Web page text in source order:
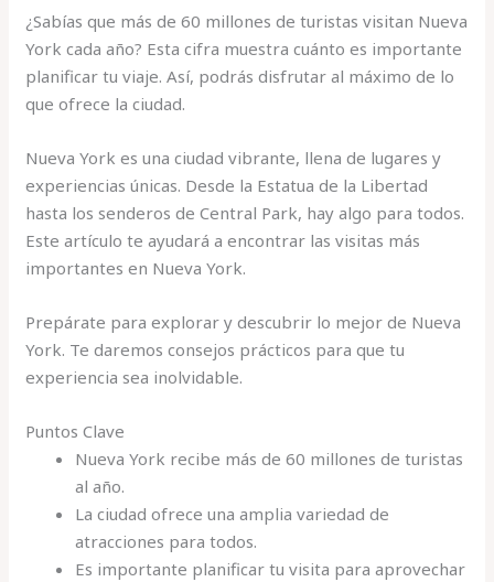
¿Sabías que más de 60 millones de turistas visitan Nueva
York cada año? Esta cifra muestra cuánto es importante
planificar tu viaje. Así, podrás disfrutar al máximo de lo
que ofrece la ciudad.
Nueva York es una ciudad vibrante, llena de lugares y
experiencias únicas. Desde la Estatua de la Libertad
hasta los senderos de Central Park, hay algo para todos.
Este artículo te ayudará a encontrar las visitas más
importantes en Nueva York.
Prepárate para explorar y descubrir lo mejor de Nueva
York. Te daremos consejos prácticos para que tu
experiencia sea inolvidable.
Puntos Clave
Nueva York recibe más de 60 millones de turistas
al año.
La ciudad ofrece una amplia variedad de
atracciones para todos.
Es importante planificar tu visita para aprovechar